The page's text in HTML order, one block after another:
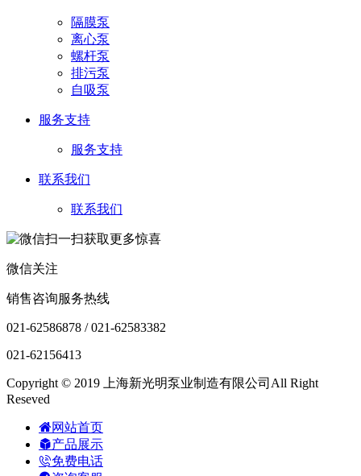
隔膜泵
离心泵
螺杆泵
排污泵
自吸泵
服务支持
服务支持
联系我们
联系我们
微信关注
销售咨询服务热线
021-62586878 / 021-62583382
021-62156413
Copyright © 2019 上海新光明泵业制造有限公司All Right
Reseved
网站首页
产品展示
免费电话